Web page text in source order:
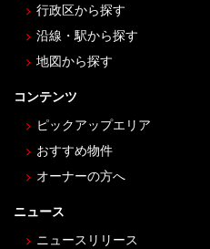
行政区から探す
沿線・駅から探す
地図から探す
コンテンツ
ピックアップエリア
おすすめ物件
オーナーの方へ
ニュース
ニュースリリース